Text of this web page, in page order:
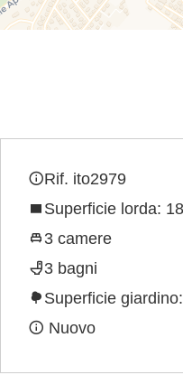
Rif. ito2979
Superficie lorda:
3 camere
3 bagni
Superficie
Nuovo